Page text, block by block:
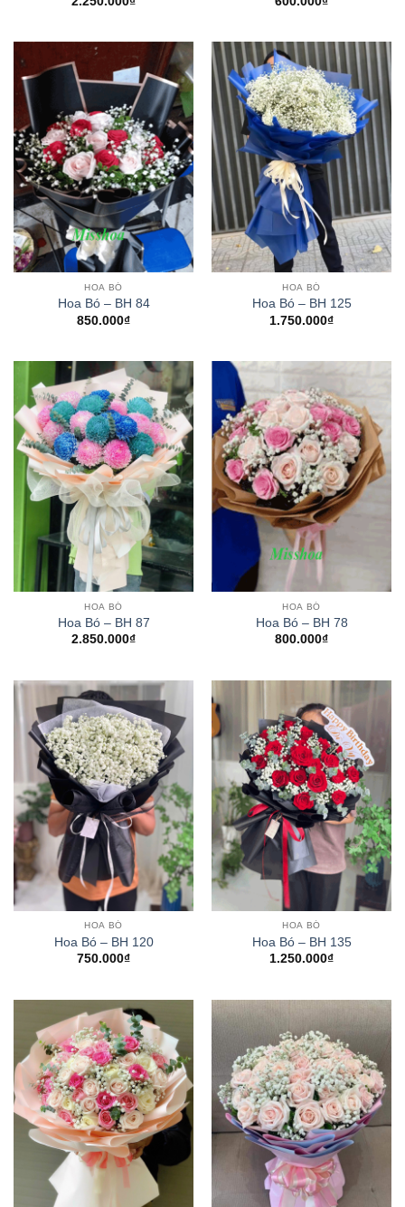
HOA BÓ
Hoa Bó – BH 84
850.000₫
HOA BÓ
Hoa Bó – BH 125
1.750.000₫
HOA BÓ
Hoa Bó – BH 87
2.850.000₫
HOA BÓ
Hoa Bó – BH 78
800.000₫
HOA BÓ
Hoa Bó – BH 120
750.000₫
HOA BÓ
Hoa Bó – BH 135
1.250.000₫